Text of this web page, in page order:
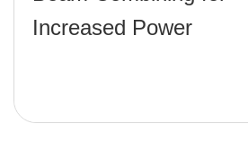
Increased Power